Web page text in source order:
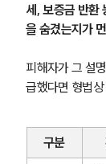
세, 보증금 반환
을 숨겼는지가
피해자가 그 설
급했다면 형법
구분